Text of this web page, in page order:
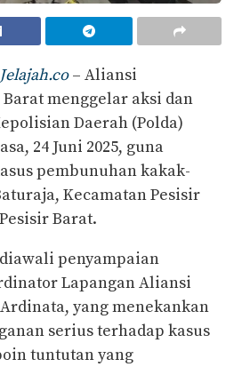
Jelajah.co– Aliansi
menggelar aksi dan
Daerah (Polda)
24 Juni 2025, guna
pembunuhan kakak-
Kecamatan Pesisir
Barat.
penyampaian
Lapangan Aliansi
yang menekankan
serius terhadap kasus
tuntutan yang